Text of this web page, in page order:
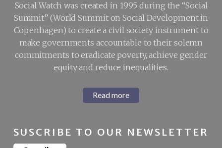
Social Watch was created in 1995 during the “Social
Summit” (World Summit on Social Development in
Copenhagen) to create a civil society instrument to
make governments accountable to their solemn
commitments to eradicate poverty, achieve gender
equity and reduce inequalities.
Read more
SUSCRIBE TO OUR NEWSLETTER